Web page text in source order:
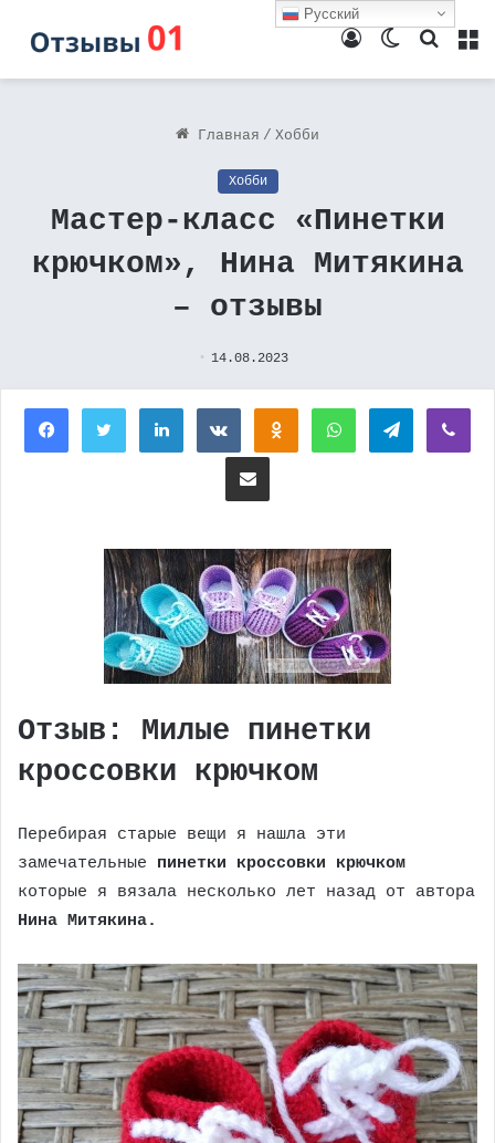
Поиск
Switch
Войти
Главная / Хобби
Хобби
Мастер-класс «Пинетки
крючком», Нина Митякина
– отзывы
14.08.2023
FacebookTwitterLinkedInВконтактеОдноклассники
WhatsAppTelegram
Поделиться через электронную почту
Отзыв: Милые пинетки
кроссовки крючком
Перебирая старые вещи я нашла эти
замечательные пинетки кроссовки крючком
которые я вязала несколько лет назад от автора
Нина Митякина.
Русский